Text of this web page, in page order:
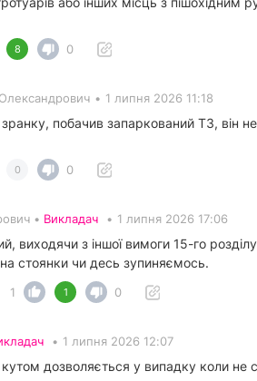
8 0
• 1 липня 2026 11:18
зранку, побачив запаркований ТЗ, він
0 0
• Викладач • 1 липня 2026 17:06
виходячи з іншої вимоги 15-го
стоянки чи десь зупиняємось.
1 1 0
• 1 липня 2026 12:07
кутом дозволяється у випадку